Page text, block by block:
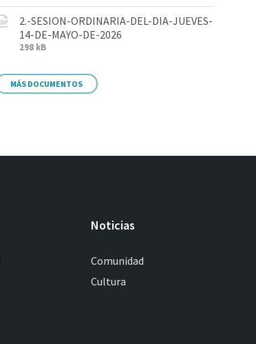
2.-SESION-ORDINARIA-DEL-DIA-JUEVES-
14-DE-MAYO-DE-2026
298 kB
MÁS DOCUMENTOS
Noticias
Comunidad
Cultura